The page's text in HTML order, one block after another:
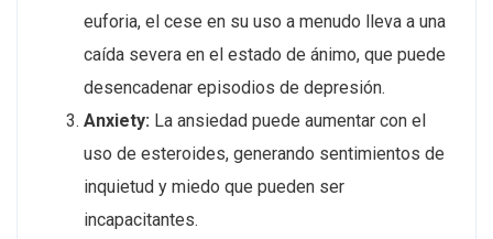
euforia, el cese en su uso a menudo lleva a una
caída severa en el estado de ánimo, que puede
desencadenar episodios de depresión.
Anxiety: La ansiedad puede aumentar con el
uso de esteroides, generando sentimientos de
inquietud y miedo que pueden ser
incapacitantes.